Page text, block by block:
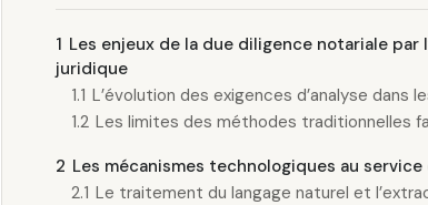
1 Les enjeux de la due diligence notariale par
juridique
1.1 L’évolution des exigences d’analyse dans
1.2 Les limites des méthodes traditionnelles
2 Les mécanismes technologiques au
2.1 Le traitement du langage naturel et